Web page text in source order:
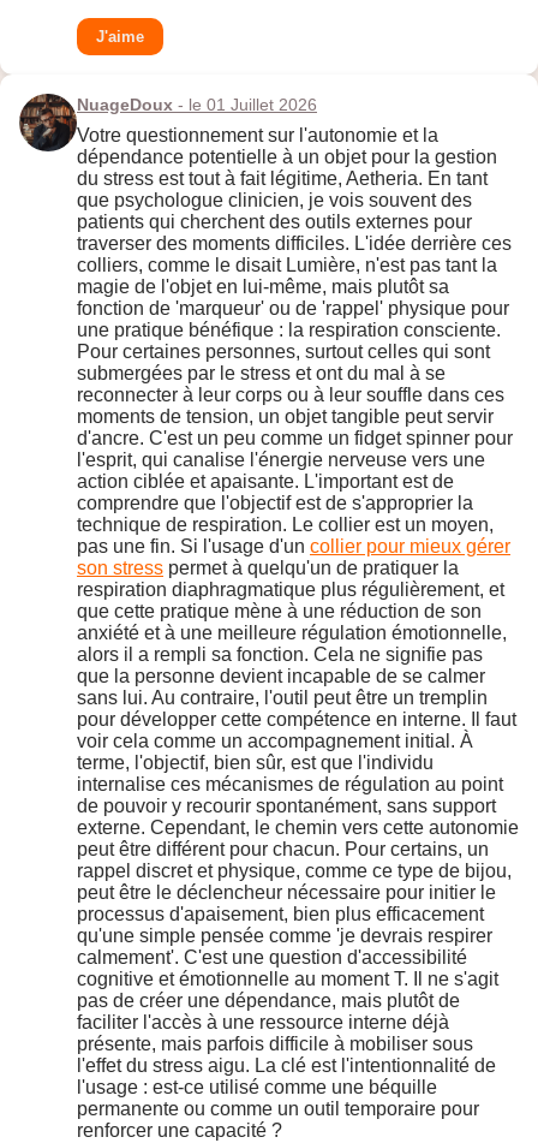
J'aime
NuageDoux - le 01 Juillet 2026
Votre questionnement sur l'autonomie et la
dépendance potentielle à un objet pour la gestion
du stress est tout à fait légitime, Aetheria. En tant
que psychologue clinicien, je vois souvent des
patients qui cherchent des outils externes pour
traverser des moments difficiles. L'idée derrière ces
colliers, comme le disait Lumière, n'est pas tant la
magie de l'objet en lui-même, mais plutôt sa
fonction de 'marqueur' ou de 'rappel' physique pour
une pratique bénéfique : la respiration consciente.
Pour certaines personnes, surtout celles qui sont
submergées par le stress et ont du mal à se
reconnecter à leur corps ou à leur souffle dans ces
moments de tension, un objet tangible peut servir
d'ancre. C'est un peu comme un fidget spinner pour
l'esprit, qui canalise l'énergie nerveuse vers une
action ciblée et apaisante. L'important est de
comprendre que l'objectif est de s'approprier la
technique de respiration. Le collier est un moyen,
pas une fin. Si l'usage d'un collier pour mieux gérer
son stress permet à quelqu'un de pratiquer la
respiration diaphragmatique plus régulièrement, et
que cette pratique mène à une réduction de son
anxiété et à une meilleure régulation émotionnelle,
alors il a rempli sa fonction. Cela ne signifie pas
que la personne devient incapable de se calmer
sans lui. Au contraire, l'outil peut être un tremplin
pour développer cette compétence en interne. Il faut
voir cela comme un accompagnement initial. À
terme, l'objectif, bien sûr, est que l'individu
internalise ces mécanismes de régulation au point
de pouvoir y recourir spontanément, sans support
externe. Cependant, le chemin vers cette autonomie
peut être différent pour chacun. Pour certains, un
rappel discret et physique, comme ce type de bijou,
peut être le déclencheur nécessaire pour initier le
processus d'apaisement, bien plus efficacement
qu'une simple pensée comme 'je devrais respirer
calmement'. C'est une question d'accessibilité
cognitive et émotionnelle au moment T. Il ne s'agit
pas de créer une dépendance, mais plutôt de
faciliter l'accès à une ressource interne déjà
présente, mais parfois difficile à mobiliser sous
l'effet du stress aigu. La clé est l'intentionnalité de
l'usage : est-ce utilisé comme une béquille
permanente ou comme un outil temporaire pour
renforcer une capacité ?